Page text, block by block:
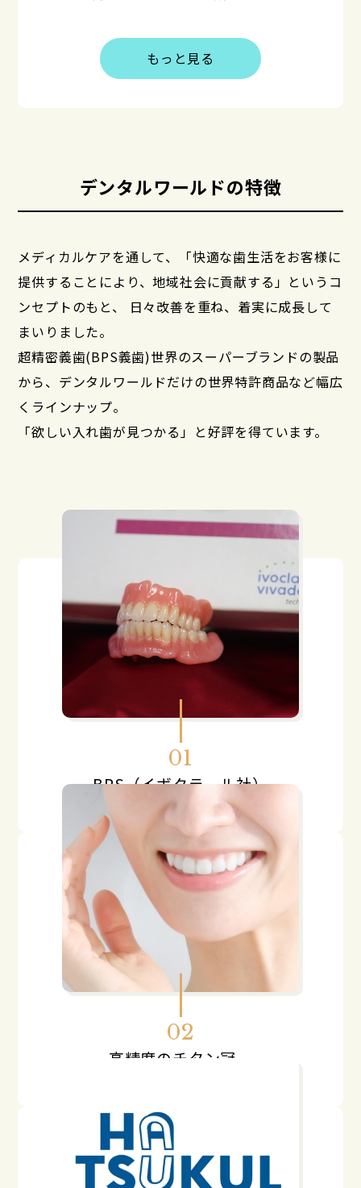
もっと見る
デンタルワールドの特徴
メディカルケアを通して、「快適な歯生活をお客様に
提供することにより、地域社会に貢献する」というコ
ンセプトのもと、
日々改善を重ね、着実に成長して
まいりました。
超精密義歯(BPS義歯)世界のスーパーブランドの製品
から、デンタルワールドだけの世界特許商品など幅広
くラインナップ。
「欲しい入れ歯が見つかる」と好評を得ています。
01
BPS（イボクラール社）
認定技工所
02
高精度のチタン冠、